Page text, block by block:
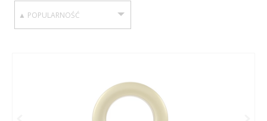
SORTUJ WEDŁUG: